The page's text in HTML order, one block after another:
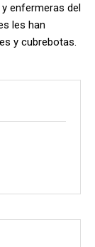
enfermeras del
les han
y cubrebotas.